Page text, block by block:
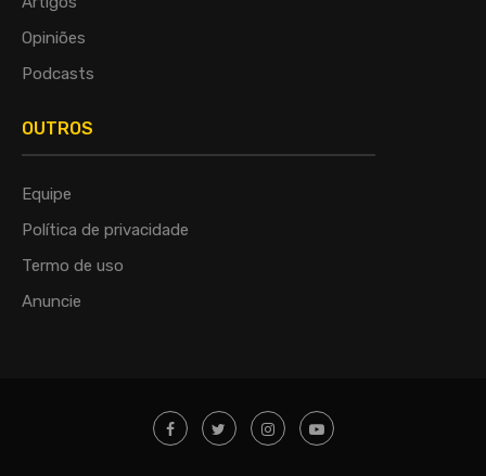
Opiniões
Podcasts
OUTROS
Equipe
Política de privacidade
Termo de uso
Anuncie